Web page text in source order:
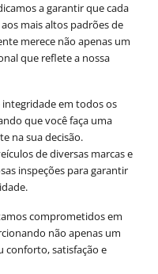
a garantir que cada
mais altos padrões de
merece não apenas um
que reflete a nossa
em todos os
que você faça uma
na sua decisão.
de diversas marcas e
inspeções para garantir
comprometidos em
não apenas um
conforto, satisfação e